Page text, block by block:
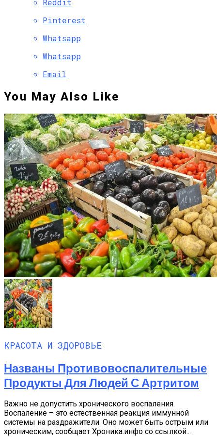
Reddit
Pinterest
Whatsapp
Whatsapp
Email
You May Also Like
КРАСОТА И ЗДОРОВЬЕ
Названы Противовоспалительные
Продукты Для Людей С Артритом
Важно не допустить хронического воспаления.
Воспаление – это естественная реакция иммунной
системы на раздражители. Оно может быть острым или
хроническим, сообщает Хроника.инфо со ссылкой...